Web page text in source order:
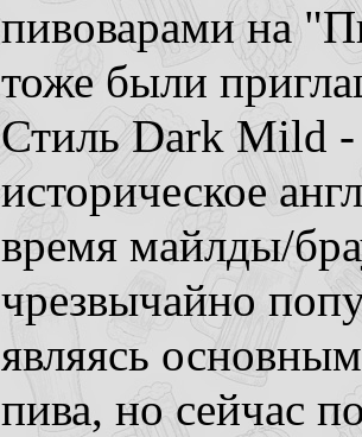
пивоварами на
тоже были
Стиль Dark Mild -
историческое
время майлды/
чрезвычайно
являясь
пива, но сейчас